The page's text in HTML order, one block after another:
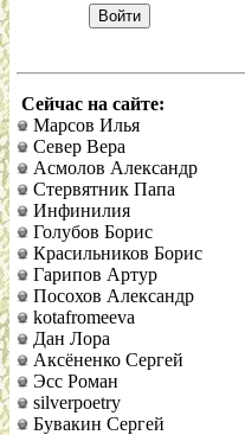
Сейчас на сайте:
Марсов Илья
Север Вера
Асмолов Александр
Стервятник Папа
Инфинилия
Голубов Борис
Красильников Борис
Гарипов Артур
Посохов Александр
kotafromeeva
Дан Лора
Аксёненко Сергей
Эсс Роман
silverpoetry
Бувакин Сергей